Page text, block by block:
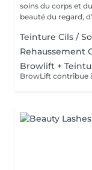
soins du corps et
beauté du regard,
Teinture Cils /
Rehaussement
Browlift +